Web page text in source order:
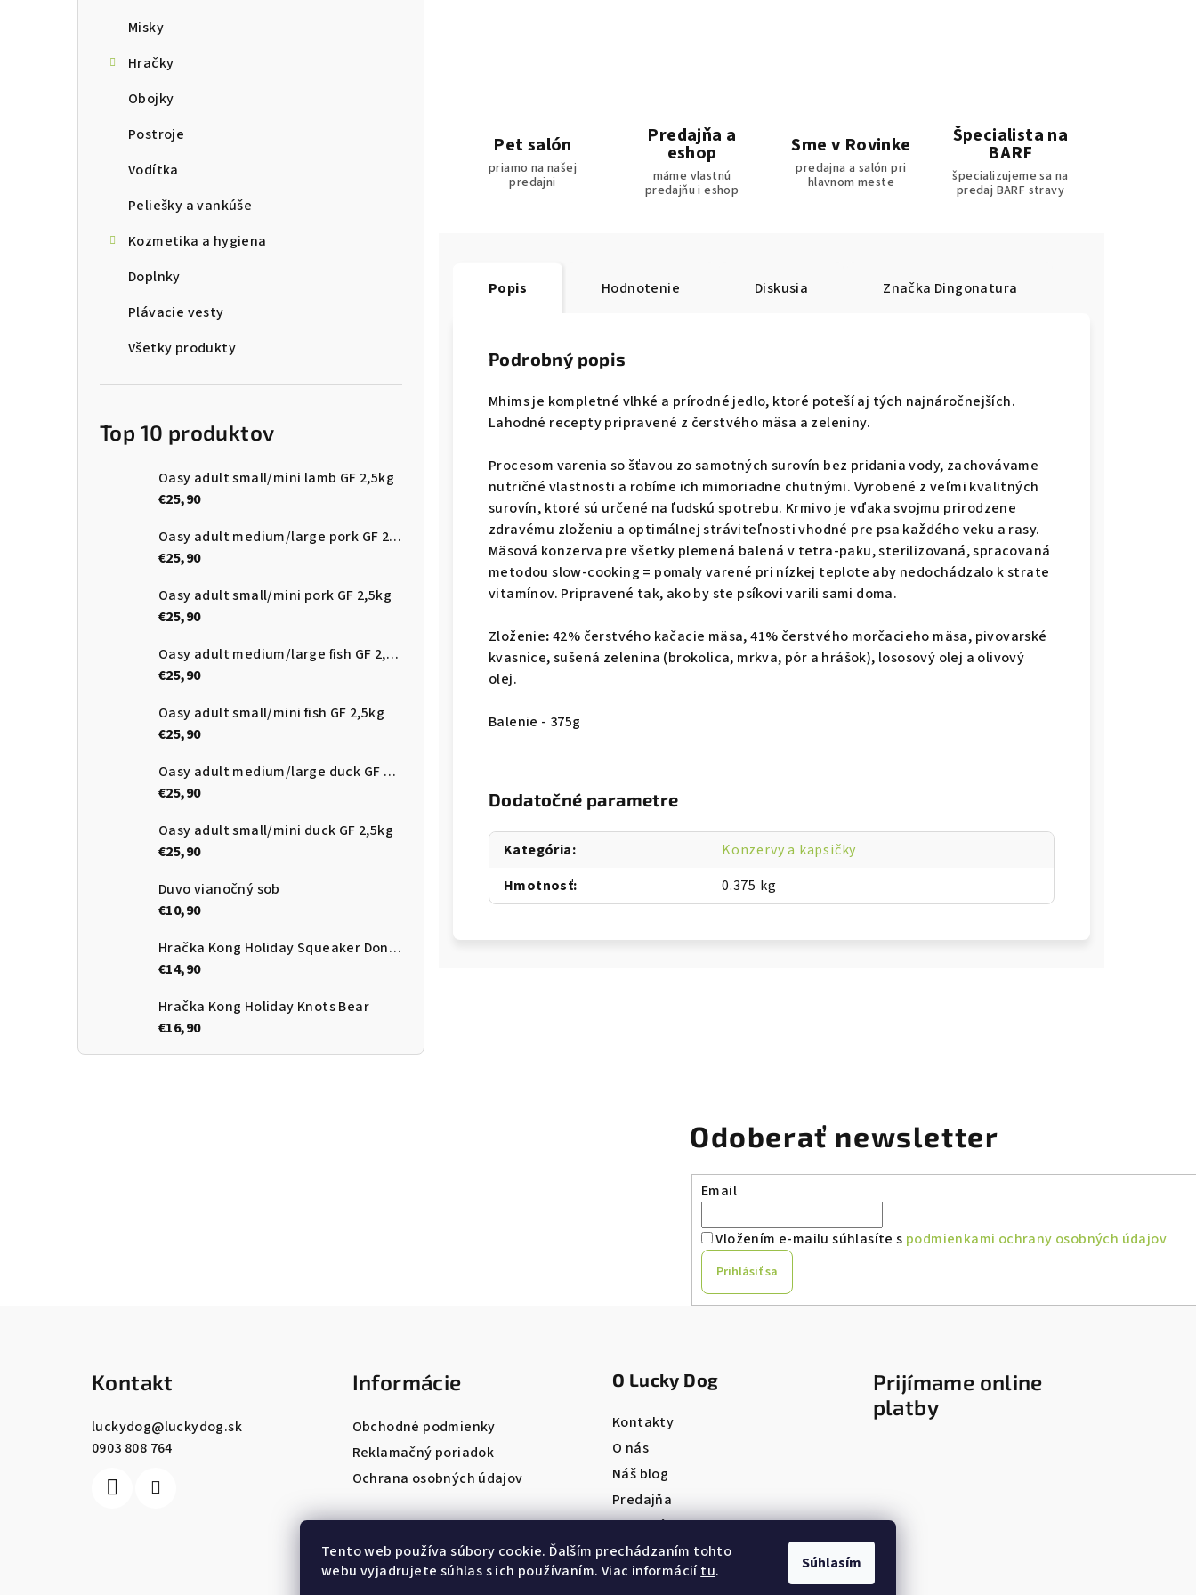
Tento web používa súbory cookie. Ďalším prechádzaním tohto
webu vyjadrujete súhlas s ich používaním. Viac informáciítu. Súhlasím
Misky
Hračky
Obojky
Postroje
Vodítka
Peliešky a vankúše
Kozmetika a hygiena
Doplnky
Plávacie vesty
Všetky produkty
Top 10 produktov
Oasy adult small/mini lamb GF 2,5kg
€25,90
Oasy adult medium/large pork GF 2,5kg
€25,90
Oasy adult small/mini pork GF 2,5kg
€25,90
Oasy adult medium/large fish GF 2,5kg
€25,90
Oasy adult small/mini fish GF 2,5kg
€25,90
Oasy adult medium/large duck GF 2,5kg
€25,90
Oasy adult small/mini duck GF 2,5kg
€25,90
Duvo vianočný sob
€10,90
Hračka Kong Holiday Squeaker Donut
€14,90
Hračka Kong Holiday Knots Bear
€16,90
Pet salón
priamo na našej
predajni
Predajňa a
eshop
máme vlastnú
predajňu i eshop
Sme v Rovinke
predajna a salón pri
hlavnom meste
Špecialista na
BARF
špecializujeme sa na
predaj BARF stravy
Popis Hodnotenie Diskusia Značka Dingonatura
Podrobný popis
Mhims je kompletné vlhké a prírodné jedlo, ktoré poteší aj tých najnáročnejších.
Lahodné recepty pripravené z čerstvého mäsa a zeleniny.
Procesom varenia so šťavou zo samotných surovín bez pridania vody, zachovávame
nutričné vlastnosti a robíme ich mimoriadne chutnými. Vyrobené z veľmi kvalitných
surovín, ktoré sú určené na ľudskú spotrebu. Krmivo je vďaka svojmu prirodzene
zdravému zloženiu a optimálnej stráviteľnosti vhodné pre psa každého veku a rasy.
Mäsová konzerva pre všetky plemená balená v tetra-paku, sterilizovaná, spracovaná
metodou slow-cooking = pomaly varené pri nízkej teplote aby nedochádzalo k strate
vitamínov. Pripravené tak, ako by ste psíkovi varili sami doma.
Zloženie:42% čerstvého kačacie mäsa, 41% čerstvého morčacieho mäsa, pivovarské
kvasnice, sušená zelenina (brokolica, mrkva, pór a hrášok), lososový olej a olivový
olej.
Balenie - 375g
Dodatočné parametre
Kategória:
Konzervy a kapsičky
Hmotnosť: 0.375 kg
Odoberať newsletter
Email
Vložením e-mailu súhlasíte s podmienkami ochrany osobných údajov
Prihlásiť sa
Kontakt
luckydog@luckydog.sk
0903 808 764
Informácie
Obchodné podmienky
Reklamačný poriadok
Ochrana osobných údajov
O Lucky Dog
Kontakty
O nás
Náš blog
Predajňa
Pet salón
ONLINE REZERVÁCIA
Prijímame online
platby